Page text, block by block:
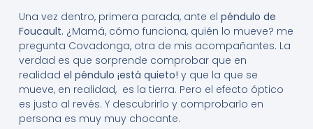
Una vez dentro, primera parada, ante el péndulo de
Foucault. ¿Mamá, cómo funciona, quién lo mueve? me
pregunta Covadonga, otra de mis acompañantes. La
verdad es que sorprende comprobar que en
realidad el péndulo ¡está quieto! y que la que se
mueve, en realidad, es la tierra. Pero el efecto óptico
es justo al revés. Y descubrirlo y comprobarlo en
persona es muy muy chocante.